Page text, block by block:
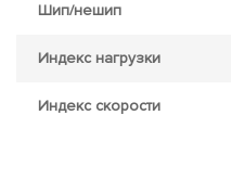
Шип/нешип
Индекс нагрузки
Индекс скорости